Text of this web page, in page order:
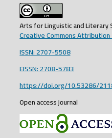
Arts for Linguistic and Literary
Creative Commons
ISSN: 2707-5508
EISSN: 2708-5783
https://doi.org/10.53286/
Open access journal